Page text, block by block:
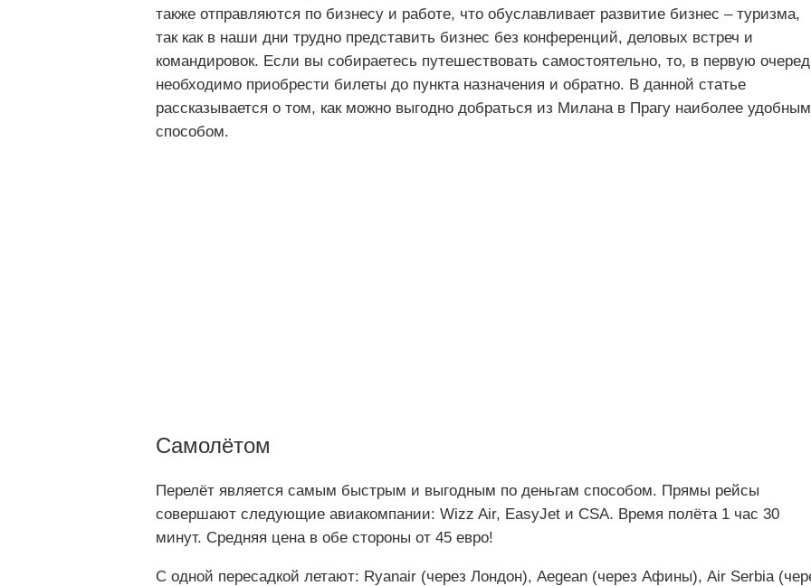
также отправляются по бизнесу и работе, что обуславливает развитие бизнес – туризма,
так как в наши дни трудно представить бизнес без конференций, деловых встреч и
командировок. Если вы собираетесь путешествовать самостоятельно, то, в первую
необходимо приобрести билеты до пункта назначения и обратно. В данной статье
рассказывается о том, как можно выгодно добраться из Милана в Прагу наиболее удобным
способом.
Самолётом
Перелёт является самым быстрым и выгодным по деньгам способом. Прямы рейсы
совершают следующие авиакомпании: Wizz Air, EasyJet и CSA. Время полёта 1 час 30
минут. Средняя цена в обе стороны от 45 евро!
С одной пересадкой летают: Ryanair (через Лондон), Aegean (через Афины), Air Serbia